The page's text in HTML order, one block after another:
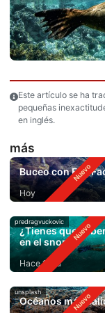
Este artículo se ha
pequeñas
en inglés.
más
Buceo con Full
Hoy
predragvuckovic
¿Tienes que
en el snorkel
Hace 1 día
unsplash
Océanos más